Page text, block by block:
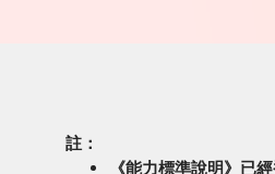
註：
《能力標準說明》已